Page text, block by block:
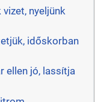
nyeljünk
időskorban
ellen jó, lassítja